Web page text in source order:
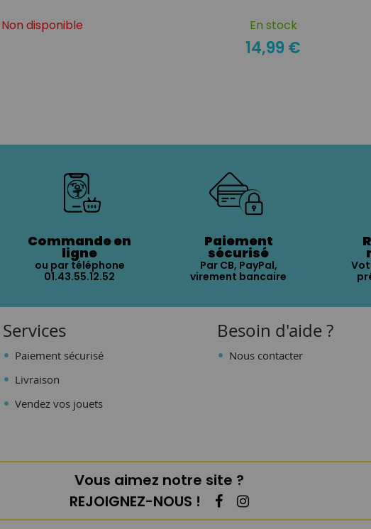
Non disponible En stock
14,99 €
Commande en
ligne
ou par téléphone
01.43.55.12.52
Paiement
sécurisé
Par CB, PayPal,
virement bancaire
Services
Paiement sécurisé
Livraison
Vendez vos jouets
Besoin d'aide ?
Nous contacter
Vous aimez notre site ?
REJOIGNEZ-NOUS !